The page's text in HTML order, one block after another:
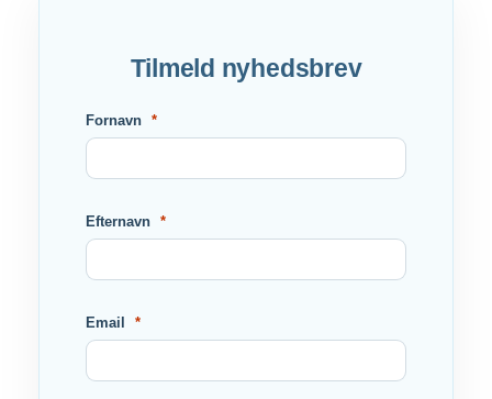
Tilmeld nyhedsbrev
Fornavn
Efternavn
Email